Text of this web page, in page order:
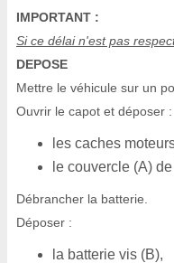
IMPORTANT :
Si ce délai n'est pas
DEPOSE
Mettre le véhicule sur un
Ouvrir le capot et déposer :
les caches
le couvercle (A)
Débrancher la batterie.
Déposer :
la batterie vis (B),